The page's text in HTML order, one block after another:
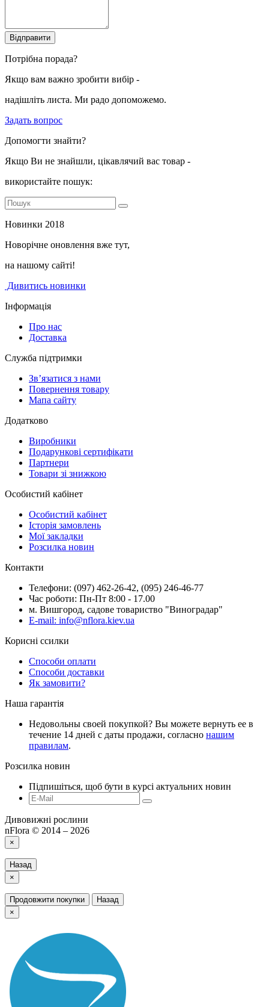
Відправити
Потрібна порада?
Якщо вам важно зробити вибір -
надішліть листа. Ми радо допоможемо.
Задать вопрос
Допомогти знайти?
Якщо Ви не знайшли, цікавлячий вас товар -
використайте пошук:
Новинки 2018
Новорічне оновлення вже тут,
на нашому сайті!
Дивитись новинки
Інформація
Про нас
Доставка
Служба підтримки
Зв’язатися з нами
Повернення товару
Мапа сайту
Додатково
Виробники
Подарункові сертифікати
Партнери
Товари зі знижкою
Особистий кабінет
Особистий кабінет
Історія замовлень
Мої закладки
Розсилка новин
Контакти
Телефони: (097) 462-26-42, (095) 246-46-77
Час роботи: Пн-Пт 8:00 - 17.00
м. Вишгород, садове товариство "Виноградар"
E-mail: info@nflora.kiev.ua
Корисні ссилки
Способи оплати
Способи доставки
Як замовити?
Наша гарантія
Недовольны своей покупкой? Вы можете вернуть ее в
течение 14 дней с даты продажи, согласно нашим
правилам.
Розсилка новин
Підпишіться, щоб бути в курсі актуальних новин
Дивовижні рослини
nFlora © 2014 – 2026
×
Назад
×
Продовжити покупки
Назад
×